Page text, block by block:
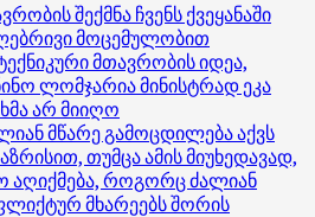
შექმნა ჩვენს ქვეყანაში
მოცემულობით
მთავრობის იდეა,
ლომჯარია მინისტრად ეკა
არ მიიღო
მწარე გამოცდილება აქვს
თუმცა ამის მიუხედავად,
აღიქმება, როგორც ძალიან
მხარეებს შორის